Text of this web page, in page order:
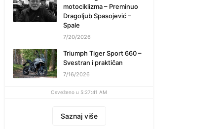
motociklizma – Preminuo
Dragoljub Spasojević –
Spale
7/20/2026
Triumph Tiger Sport 660 –
Svestran i praktičan
7/16/2026
Osveženo u 5:27:41 AM
Saznaj više